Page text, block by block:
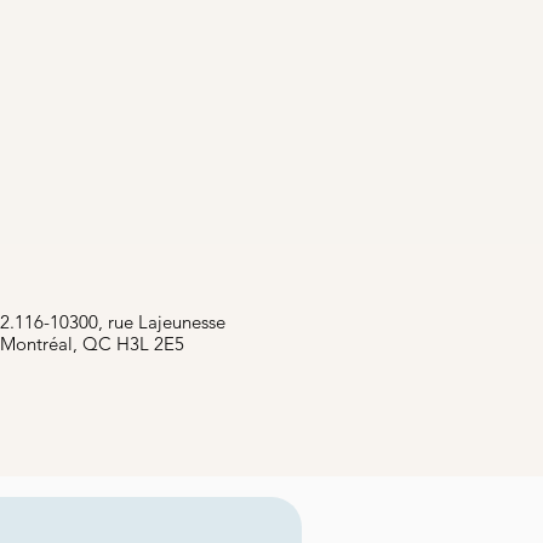
2.116-10300, rue Lajeunesse
Montréal, QC H3L 2E5